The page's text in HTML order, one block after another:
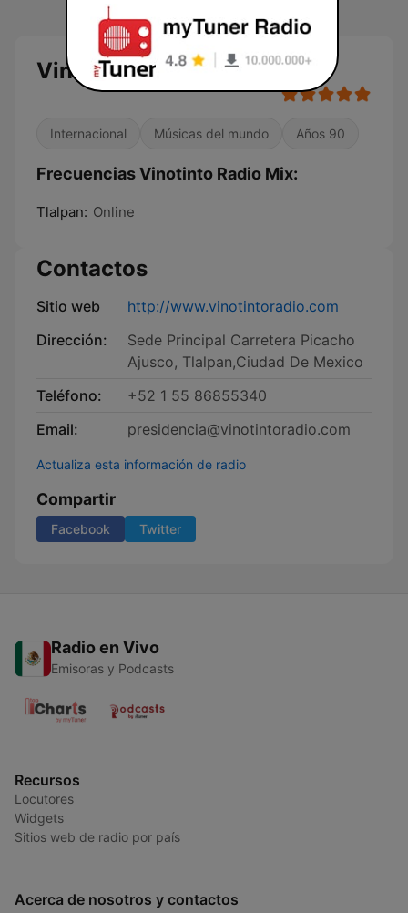
Vinotinto Radio Mix en vivo
Internacional Músicas del mundo Años 90
Frecuencias Vinotinto Radio Mix:
Tlalpan: Online
Contactos
Sitio web
http://www.vinotintoradio.com
Dirección:
Sede Principal Carretera Picacho
Ajusco, Tlalpan,Ciudad De Mexico
Teléfono:
+52 1 55 86855340
Email:
presidencia@vinotintoradio.com
Actualiza esta información de radio
Compartir
Facebook Twitter
Radio en Vivo
Emisoras y Podcasts
Recursos
Locutores
Widgets
Sitios web de radio por país
Acerca de nosotros y contactos